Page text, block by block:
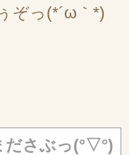
ぞっ(*´ω｀*)
ださぶっ(°▽°)